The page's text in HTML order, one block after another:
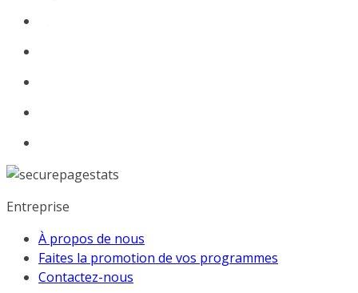
Entreprise
À propos de nous
Faites la promotion de vos programmes
Contactez-nous